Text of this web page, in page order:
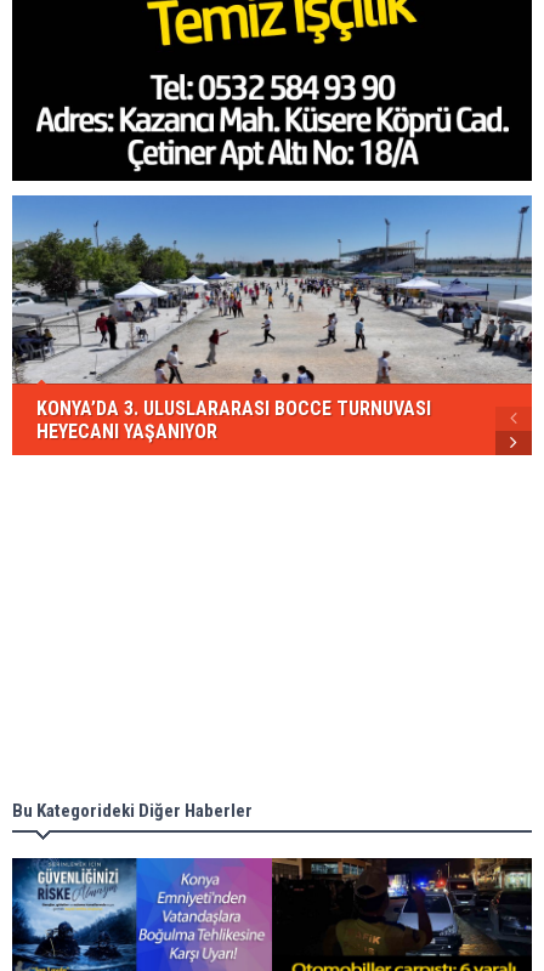
KONYA’DA 3. ULUSLARARASI BOCCE TURNUVASI
HEYECANI YAŞANIYOR
Bu Kategorideki Diğer Haberler